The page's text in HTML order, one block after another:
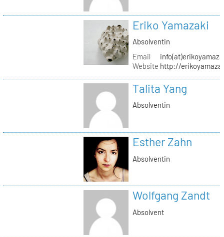
Eriko Yamazaki
Absolventin
Email
Website http://
Talita Yang
Absolventin
Esther Zahn
Absolventin
Wolfgang Zandt
Absolvent